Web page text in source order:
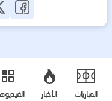
المباريات الأخبار